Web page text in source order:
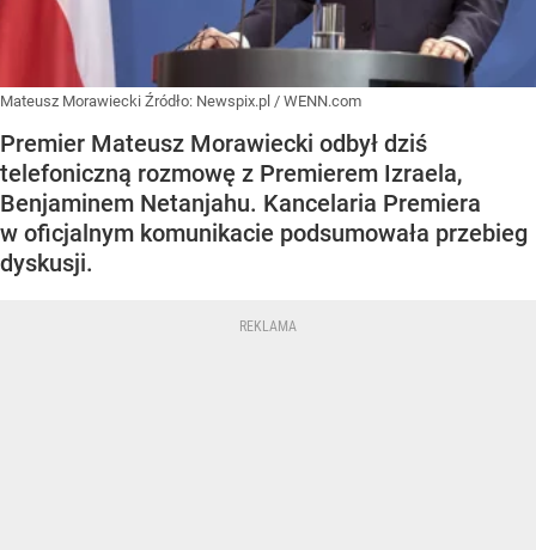
Mateusz Morawiecki Źródło: Newspix.pl / WENN.com
Premier Mateusz Morawiecki odbył dziś
telefoniczną rozmowę z Premierem Izraela,
Benjaminem Netanjahu. Kancelaria Premiera
w oficjalnym komunikacie podsumowała przebieg
dyskusji.